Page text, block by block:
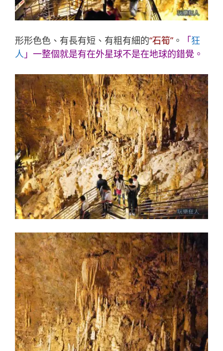
形形色色、有長有短、有粗有細的“石筍” 。 「狂
人 」一整個就是有在外星球不是在地球的錯覺。